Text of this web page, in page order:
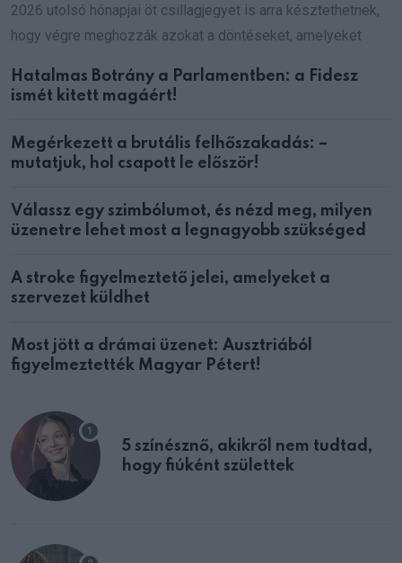
2026 utolsó hónapjai öt csillagjegyet is arra késztethetnek,
hogy végre meghozzák azokat a döntéseket, amelyeket
Hatalmas Botrány a Parlamentben: a Fidesz
ismét kitett magáért!
Megérkezett a brutális felhőszakadás: –
mutatjuk, hol csapott le először!
Válassz egy szimbólumot, és nézd meg, milyen
üzenetre lehet most a legnagyobb szükséged
A stroke figyelmeztető jelei, amelyeket a
szervezet küldhet
Most jött a drámai üzenet: Ausztriából
figyelmeztették Magyar Pétert!
5 színésznő, akikről nem tudtad,
hogy fiúként születtek